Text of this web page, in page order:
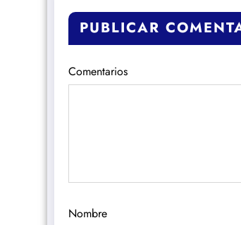
PUBLICAR
Comentarios
Nombre